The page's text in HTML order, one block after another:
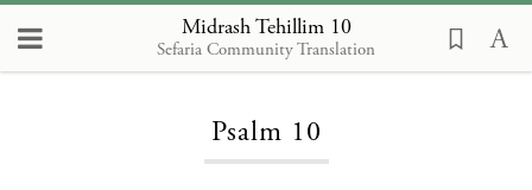
Midrash Tehillim 10
Sefaria Community Translation
Loading...
Psalm 10